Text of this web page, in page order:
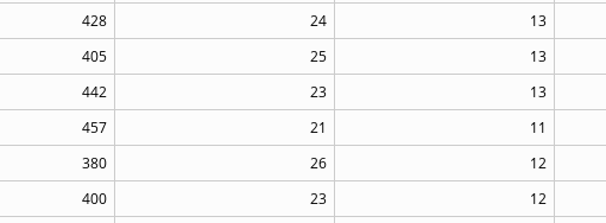
428 24 13
405 25 13
442 23 13
457 21 11
380 26 12
400 23 12